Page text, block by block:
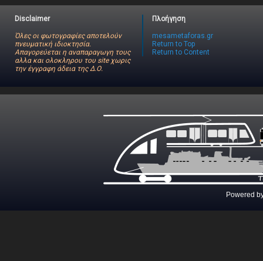
Disclaimer
Όλες οι φωτογραφίες αποτελούν
πνευματική ιδιοκτησία.
Απαγορεύεται η αναπαραγωγη τους
αλλα και ολοκληρου του site χωρις
την έγγραφη άδεια της Δ.Ο.
Πλοήγηση
mesametaforas.gr
Return to Top
Return to Content
Powered